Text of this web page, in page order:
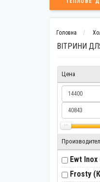
Головна
ВІТРИНИ
Цена
Ewt
Frosty